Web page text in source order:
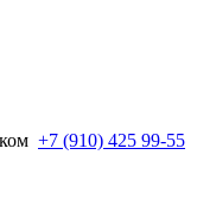
+7 (910) 425 99-55